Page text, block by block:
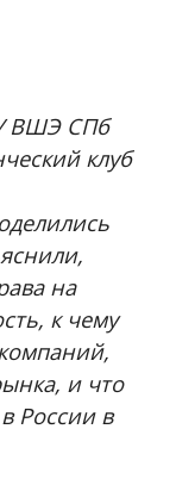
ВШЭ СПб
клуб
на
к чему
и что
России в